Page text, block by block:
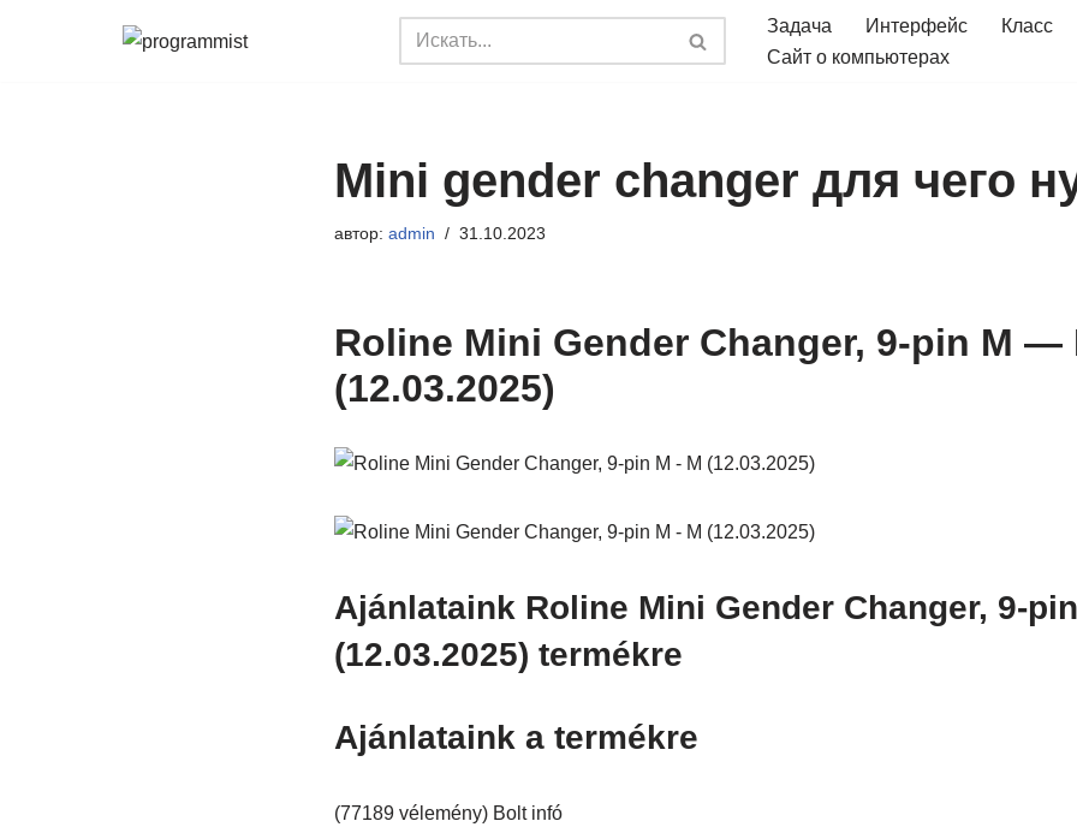
Задача Интерфейс Класс
Сайт о компьютерах
Mini gender changer для чего
автор: admin 31.10.2023
Roline Mini Gender Changer, 9-pin M —
(12.03.2025)
Ajánlataink Roline Mini Gender Changer, 9-
(12.03.2025) termékre
Ajánlataink a termékre
(77189 vélemény) Bolt infó